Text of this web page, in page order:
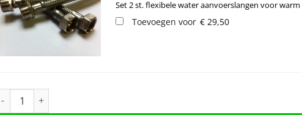
Set 2 st. flexibele water aanvoerslangen voor
Toevoegen voor €29,50
Trento Basic DW complete douchecabine met een draaideur en